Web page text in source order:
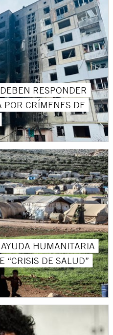
RESPONDER
POR CRÍMENES DE
HUMANITARIA
“CRISIS DE SALUD”